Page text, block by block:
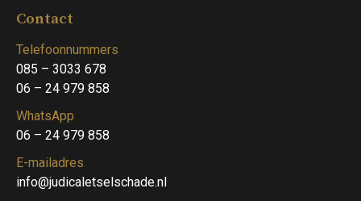
Contact
Telefoonnummers
085 – 3033 678
06 – 24 979 858
WhatsApp
06 – 24 979 858
E-mailadres
info@judicaletselschade.nl